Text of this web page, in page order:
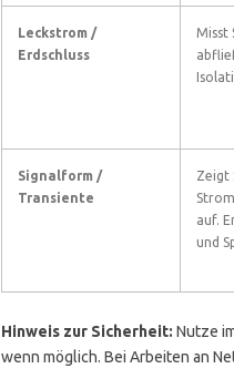
Leckstrom /
Erdschluss
Misst
Signalform /
Transiente
Zeigt
auf.
und
Hinweis zur Sicherheit: Nutze
wenn möglich. Bei Arbeiten an